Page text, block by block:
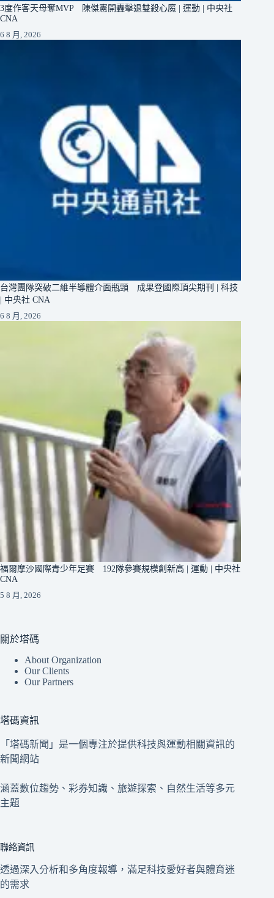
3度作客天母奪MVP 陳傑憲開轟擊退雙殺心魔 | 運動 | 中央社
CNA
6 8 月, 2026
台灣團隊突破二維半導體介面瓶頸 成果登國際頂尖期刊 | 科技
| 中央社 CNA
6 8 月, 2026
福爾摩沙國際青少年足賽 192隊參賽規模創新高 | 運動 | 中央社
CNA
5 8 月, 2026
關於塔碼
About Organization
Our Clients
Our Partners
塔碼資訊
「塔碼新聞」是一個專注於提供科技與運動相關資訊的
新聞網站
涵蓋數位趨勢、彩券知識、旅遊探索、自然生活等多元
主題
聯絡資訊
透過深入分析和多角度報導，滿足科技愛好者與體育迷
的需求